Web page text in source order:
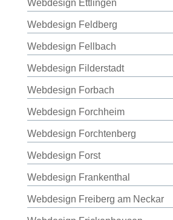
Webdesign Ettlingen
Webdesign Feldberg
Webdesign Fellbach
Webdesign Filderstadt
Webdesign Forbach
Webdesign Forchheim
Webdesign Forchtenberg
Webdesign Forst
Webdesign Frankenthal
Webdesign Freiberg am Neckar